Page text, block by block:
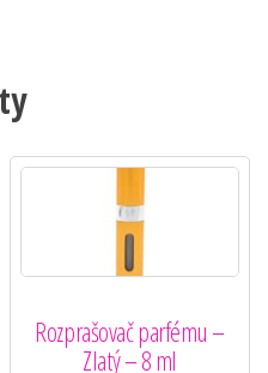
Rozprašovač parfému –
Zlatý – 8 ml